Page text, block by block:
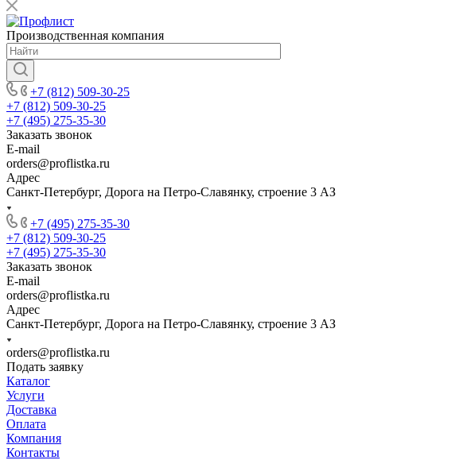
Производственная компания
+7 (812) 509-30-25
+7 (812) 509-30-25
+7 (495) 275-35-30
Заказать звонок
E-mail
orders@proflistka.ru
Адрес
Санкт-Петербург, Дорога на Петро-Славянку, строение 3 АЗ
+7 (495) 275-35-30
+7 (812) 509-30-25
+7 (495) 275-35-30
Заказать звонок
E-mail
orders@proflistka.ru
Адрес
Санкт-Петербург, Дорога на Петро-Славянку, строение 3 АЗ
orders@proflistka.ru
Подать заявку
Каталог
Услуги
Доставка
Оплата
Компания
Контакты